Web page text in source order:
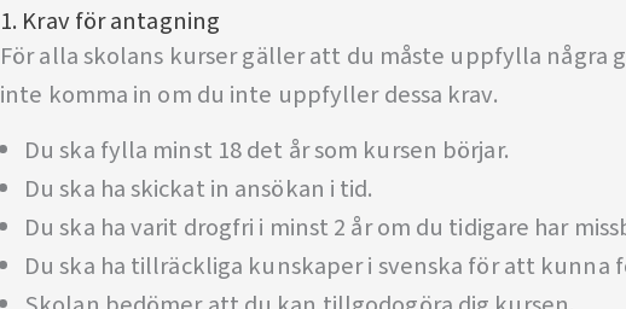
1. Krav för antagning
För alla skolans kurser gäller att du måste uppfylla
inte komma in om du inte uppfyller dessa krav.
Du ska fylla minst 18 det år som kursen börjar.
Du ska ha skickat in ansökan i tid.
Du ska ha varit drogfri i minst 2 år om du tidigare har
Du ska ha tillräckliga kunskaper i svenska för att kunna